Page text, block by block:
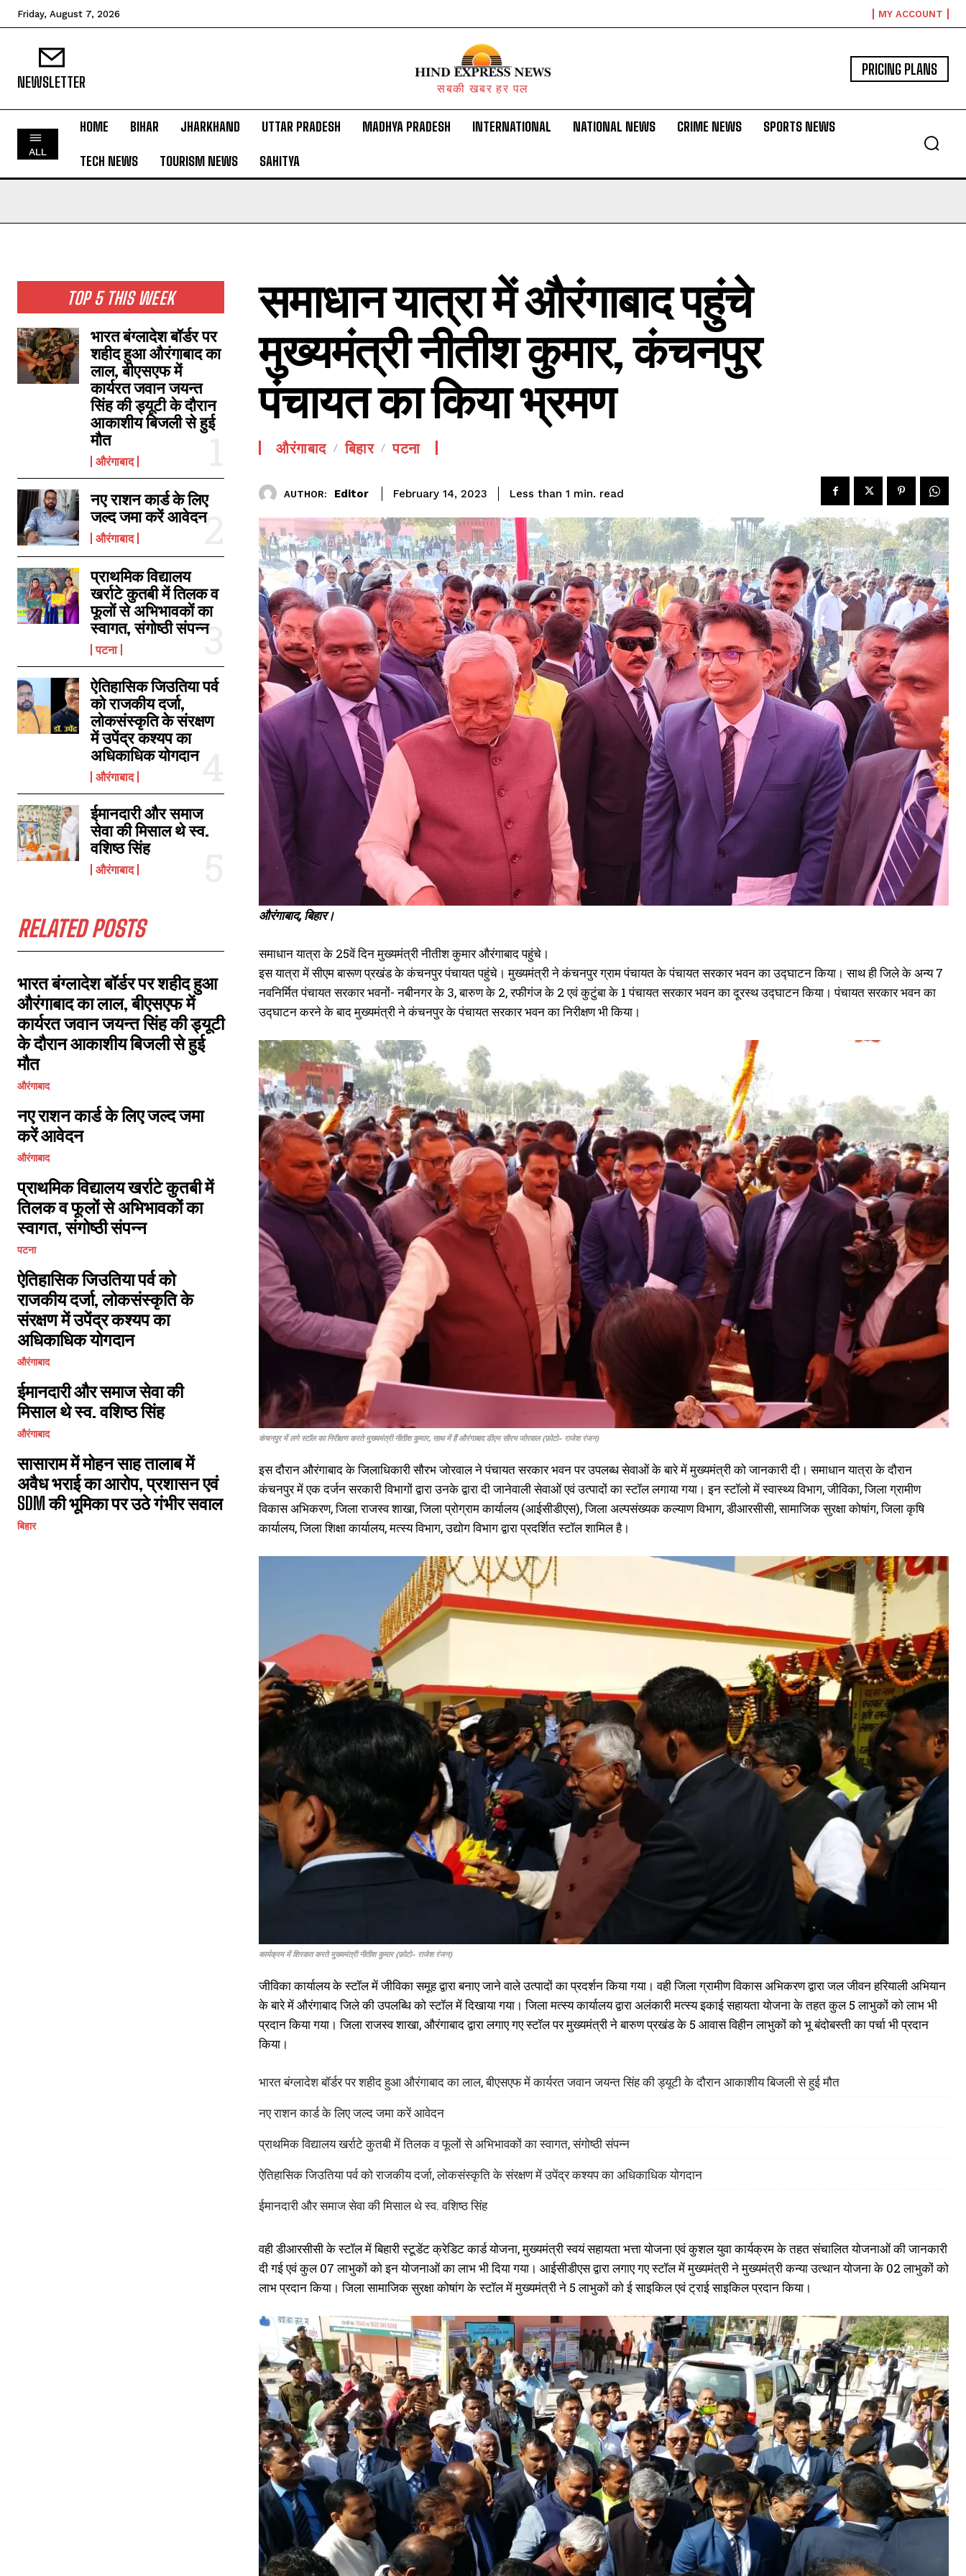
I WANT IN
I've read and accept thePrivacy Policy.
BIHAR
NATIONAL NEWS
CRIME NEWS
SPORTS NEWS
TECH NEWS
TOURISM NEWS
टीईटी अभ्यर्थियों ने मुख्यमंत्री के सामने की नारेबाजी, बैनर दिखाकर की शिक्षक बहाली की
मांग
February 14, 2023
समाधान यात्रा पर सोमवार को औरंगाबाद पहुंचेंगे मुख्यमंत्री, तैयारी पूरी
February 12, 2023
In "औरंगाबाद"
मुख्यमंत्री नीतीश कुमार समृद्धि यात्रा में शुक्रवार को पहुंचेंगे औरंगाबाद, तैयारी पूरी
March 19, 2026
In "औरंगाबाद"
Friday, August 7, 2026 MY ACCOUNT
NEWSLETTER सबकी खबर हर पल
PRICING PLANS
ALL
HOME BIHAR JHARKHAND UTTAR PRADESH MADHYA PRADESH INTERNATIONAL NATIONAL NEWS CRIME NEWS SPORTS NEWS
TECH NEWS TOURISM NEWS SAHITYA
TOP 5 THIS WEEK
भारत बंग्लादेश बॉर्डर पर
शहीद हुआ औरंगाबाद का
लाल, बीएसएफ में
कार्यरत जवान जयन्त
सिंह की ड्यूटी के दौरान
आकाशीय बिजली से हुई
मौत
औरंगाबाद
नए राशन कार्ड के लिए
जल्द जमा करें आवेदन
औरंगाबाद
प्राथमिक विद्यालय
खर्राटे कुतबी में तिलक व
फूलों से अभिभावकों का
स्वागत, संगोष्ठी संपन्न
पटना
ऐतिहासिक जिउतिया पर्व
को राजकीय दर्जा,
लोकसंस्कृति के संरक्षण
में उपेंद्र कश्यप का
अधिकाधिक योगदान
औरंगाबाद
ईमानदारी और समाज
सेवा की मिसाल थे स्व.
वशिष्ठ सिंह
औरंगाबाद
RELATED POSTS
भारत बंग्लादेश बॉर्डर पर शहीद हुआ
औरंगाबाद का लाल, बीएसएफ में
कार्यरत जवान जयन्त सिंह की ड्यूटी
के दौरान आकाशीय बिजली से हुई
मौत
औरंगाबाद
नए राशन कार्ड के लिए जल्द जमा
करें आवेदन
औरंगाबाद
प्राथमिक विद्यालय खर्राटे कुतबी में
तिलक व फूलों से अभिभावकों का
स्वागत, संगोष्ठी संपन्न
पटना
ऐतिहासिक जिउतिया पर्व को
राजकीय दर्जा, लोकसंस्कृति के
संरक्षण में उपेंद्र कश्यप का
अधिकाधिक योगदान
औरंगाबाद
ईमानदारी और समाज सेवा की
मिसाल थे स्व. वशिष्ठ सिंह
औरंगाबाद
सासाराम में मोहन साह तालाब में
अवैध भराई का आरोप, प्रशासन एवं
SDM की भूमिका पर उठे गंभीर सवाल
बिहार
समाधान यात्रा में औरंगाबाद पहुंचे
मुख्यमंत्री नीतीश कुमार, कंचनपुर
पंचायत का किया भ्रमण
औरंगाबाद बिहार पटना
AUTHOR: Editor February 14, 2023 Less than 1 min. read
औरंगाबाद, बिहार।
समाधान यात्रा के 25वें दिन मुख्यमंत्री नीतीश कुमार औरंगाबाद पहुंचे।
इस यात्रा में सीएम बारूण प्रखंड के कंचनपुर पंचायत पहुंचे। मुख्यमंत्री ने कंचनपुर ग्राम पंचायत के पंचायत सरकार भवन का उद्घाटन किया। साथ ही जिले के अन्य 7
नवनिर्मित पंचायत सरकार भवनों- नबीनगर के 3, बारुण के 2, रफीगंज के 2 एवं कुटुंबा के 1 पंचायत सरकार भवन का दूरस्थ उद्घाटन किया। पंचायत सरकार भवन का
उद्घाटन करने के बाद मुख्यमंत्री ने कंचनपुर के पंचायत सरकार भवन का निरीक्षण भी किया।
कंचनपुर में लगे स्टॉल का निरीक्षण करते मुख्यमंत्री नीतीश कुमार, साथ में हैं औरंगाबाद डीएम सौरभ जोरवाल (फ़ोटो- राजेश रंजन)
इस दौरान औरंगाबाद के जिलाधिकारी सौरभ जोरवाल ने पंचायत सरकार भवन पर उपलब्ध सेवाओं के बारे में मुख्यमंत्री को जानकारी दी। समाधान यात्रा के दौरान
कंचनपुर में एक दर्जन सरकारी विभागों द्वारा उनके द्वारा दी जानेवाली सेवाओं एवं उत्पादों का स्टॉल लगाया गया। इन स्टॉलो में स्वास्थ्य विभाग, जीविका, जिला ग्रामीण
विकास अभिकरण, जिला राजस्व शाखा, जिला प्रोग्राम कार्यालय (आईसीडीएस), जिला अल्पसंख्यक कल्याण विभाग, डीआरसीसी, सामाजिक सुरक्षा कोषांग, जिला कृषि
कार्यालय, जिला शिक्षा कार्यालय, मत्स्य विभाग, उद्योग विभाग द्वारा प्रदर्शित स्टॉल शामिल है।
कार्यक्रम में शिरकत करते मुख्यमंत्री नीतीश कुमार (फ़ोटो- राजेश रंजन)
जीविका कार्यालय के स्टॉल में जीविका समूह द्वारा बनाए जाने वाले उत्पादों का प्रदर्शन किया गया। वही जिला ग्रामीण विकास अभिकरण द्वारा जल जीवन हरियाली अभियान
के बारे में औरंगाबाद जिले की उपलब्धि को स्टॉल में दिखाया गया। जिला मत्स्य कार्यालय द्वारा अलंकारी मत्स्य इकाई सहायता योजना के तहत कुल 5 लाभुकों को लाभ भी
प्रदान किया गया। जिला राजस्व शाखा, औरंगाबाद द्वारा लगाए गए स्टॉल पर मुख्यमंत्री ने बारुण प्रखंड के 5 आवास विहीन लाभुकों को भू बंदोबस्ती का पर्चा भी प्रदान
किया।
भारत बंग्लादेश बॉर्डर पर शहीद हुआ औरंगाबाद का लाल, बीएसएफ में कार्यरत जवान जयन्त सिंह की ड्यूटी के दौरान आकाशीय बिजली से हुई मौत
नए राशन कार्ड के लिए जल्द जमा करें आवेदन
प्राथमिक विद्यालय खर्राटे कुतबी में तिलक व फूलों से अभिभावकों का स्वागत, संगोष्ठी संपन्न
ऐतिहासिक जिउतिया पर्व को राजकीय दर्जा, लोकसंस्कृति के संरक्षण में उपेंद्र कश्यप का अधिकाधिक योगदान
ईमानदारी और समाज सेवा की मिसाल थे स्व. वशिष्ठ सिंह
वही डीआरसीसी के स्टॉल में बिहारी स्टूडेंट क्रेडिट कार्ड योजना, मुख्यमंत्री स्वयं सहायता भत्ता योजना एवं कुशल युवा कार्यक्रम के तहत संचालित योजनाओं की जानकारी
दी गई एवं कुल 07 लाभुकों को इन योजनाओं का लाभ भी दिया गया। आईसीडीएस द्वारा लगाए गए स्टॉल में मुख्यमंत्री ने मुख्यमंत्री कन्या उत्थान योजना के 02 लाभुकों को
लाभ प्रदान किया। जिला सामाजिक सुरक्षा कोषांग के स्टॉल में मुख्यमंत्री ने 5 लाभुकों को ई साइकिल एवं ट्राई साइकिल प्रदान किया।